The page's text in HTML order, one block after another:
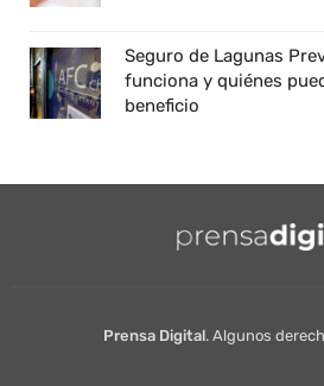
Seguro de Lagunas
funciona y quiénes
beneficio
Prensa Digital. Algunos